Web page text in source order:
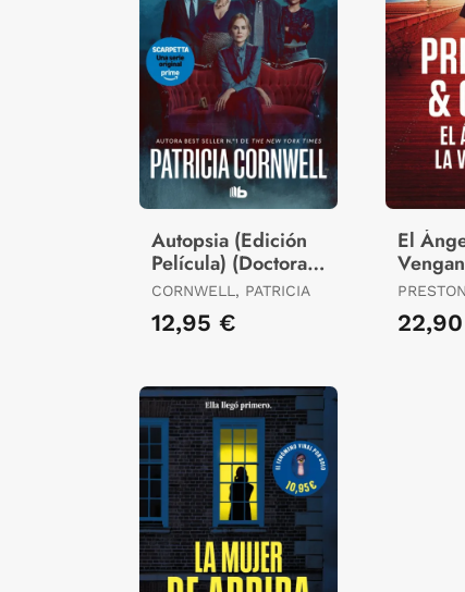
Autopsia (Edición
Película) (Doctora
Kay Scarpetta 25)
CORNWELL, PATRICIA
12,95 €
El